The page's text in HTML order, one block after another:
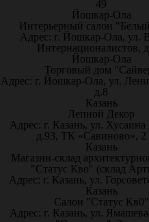
49
Йошкар-Ола
Интерьерный салон
Адрес: г. Йошкар-Ола, ул.
Интернационалистов,
Йошкар-Ола
Торговый дом
Адрес: г. Йошкар-Ола, ул.
д.8
Казань
Лепной Декор
Адрес: г. Казань, ул.
д.93, ТК «Савиново», 2
Казань
Магазин-склад
"Статус Кво" (склад
Адрес: г. Казань, ул.
Казань
Салон "Статус Кв0"
Адрес: г. Казань, ул.